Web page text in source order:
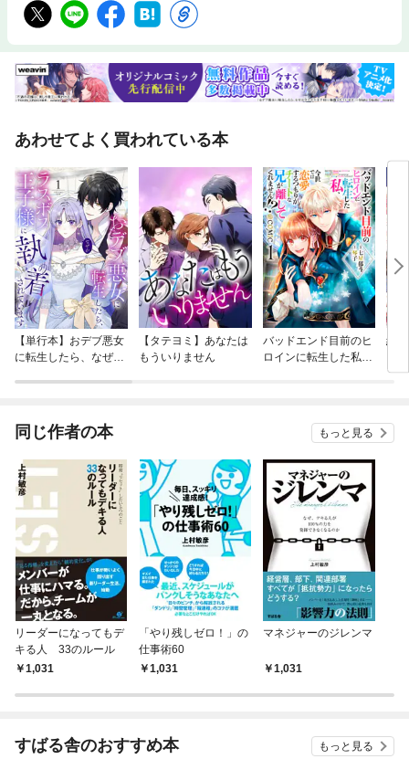
あわせてよく買われている本
【単行本】おデブ悪女
に転生したら、なぜか
【タテヨミ】あなたは
もういりません
バッドエンド目前のヒ
ロインに転生した私、
結
同じ作者の本 もっと見る
リーダーになってもデ
キる人 33のルール
1,031
「やり残しゼロ！」の
仕事術60
1,031
マネジャーのジレンマ
1,031
すばる舎のおすすめ本 もっと見る